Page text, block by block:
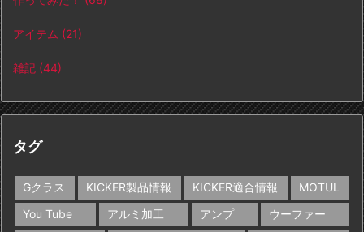
アイテム (21)
雑記 (44)
タグ
Gクラス KICKER製品情報 KICKER適合情報
MOTUL
You Tube
アルミ加工 アンプ
ウーファー